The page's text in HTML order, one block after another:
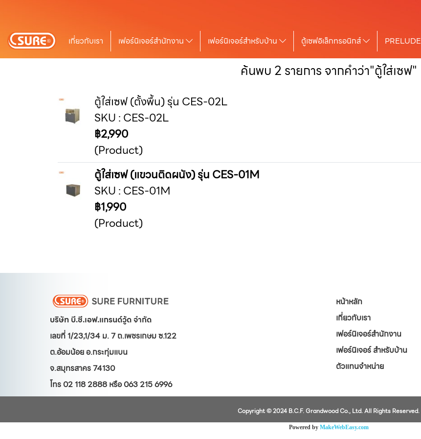
เกี่ยวกับเรา เฟอร์นิเจอร์สำนักงาน เฟอร์นิเจอร์สำหรับบ้าน ตู้เซฟอิเล็กทรอนิกส์ PRELUDE
ค้นพบ 2 รายการ จากคำว่า"ตู้ใส่เซฟ"
ตู้ใส่เซฟ (ตั้งพื้น) รุ่น CES-02L
SKU : CES-02L
฿2,990
(Product)
ตู้ใส่เซฟ (แขวนติดผนัง) รุ่น CES-01M
SKU : CES-01M
฿1,990
(Product)
บริษัท บี.ซี.เอฟ.แกรนด์วู้ด จำกัด
เลขที่ 1/23,1/34 ม. 7 ถ.เพชรเกษม ซ.122
ต.อ้อมน้อยอ.กระทุ่มแบน
จ.สมุทรสาคร 74130
โทร 02 118 2888 หรือ 063 215 6996
หน้าหลัก
เกี่ยวกับเรา
เฟอร์นิเจอร์สำนักงาน
เฟอร์นิเจอร์ สำหรับบ้าน
ตัวแทนจำหน่าย
Copyright © 2024 B.C.F. Grandwood Co., Ltd. All Rights Reserved.
Powered by MakeWebEasy.com